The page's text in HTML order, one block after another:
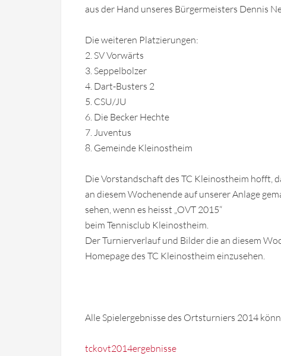
aus der Hand unseres Bürgermeisters Dennis
Die weiteren Platzierungen:
2. SV Vorwärts
3. Seppelbolzer
4. Dart-Busters 2
5. CSU/JU
6. Die Becker Hechte
7. Juventus
8. Gemeinde Kleinostheim
Die Vorstandschaft des TC Kleinostheim hofft,
an diesem Wochenende auf unserer Anlage
sehen, wenn es heisst „OVT 2015“
beim Tennisclub Kleinostheim.
Der Turnierverlauf und Bilder die an diesem
Homepage des TC Kleinostheim einzusehen.
Alle Spielergebnisse des Ortsturniers 2014
tckovt2014ergebnisse